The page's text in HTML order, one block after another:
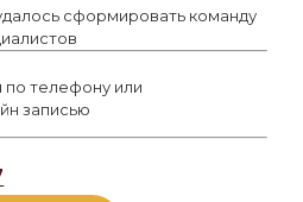
сформировать команду
телефону или
записью